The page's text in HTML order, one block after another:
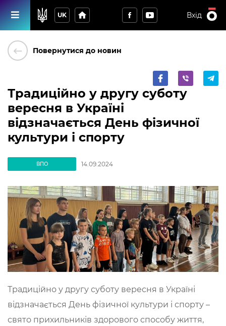
UK home Вхід
keyboard_backspace Повернутися до новин
Традиційно у другу суботу
вересня в Україні
відзначається День фізичної
культури і спорту
ВПО 14.09.2024
Традиційно у другу суботу вересня в Україні
відзначається День фізичної культури і спорту –
свято прихильників здорового способу життя,